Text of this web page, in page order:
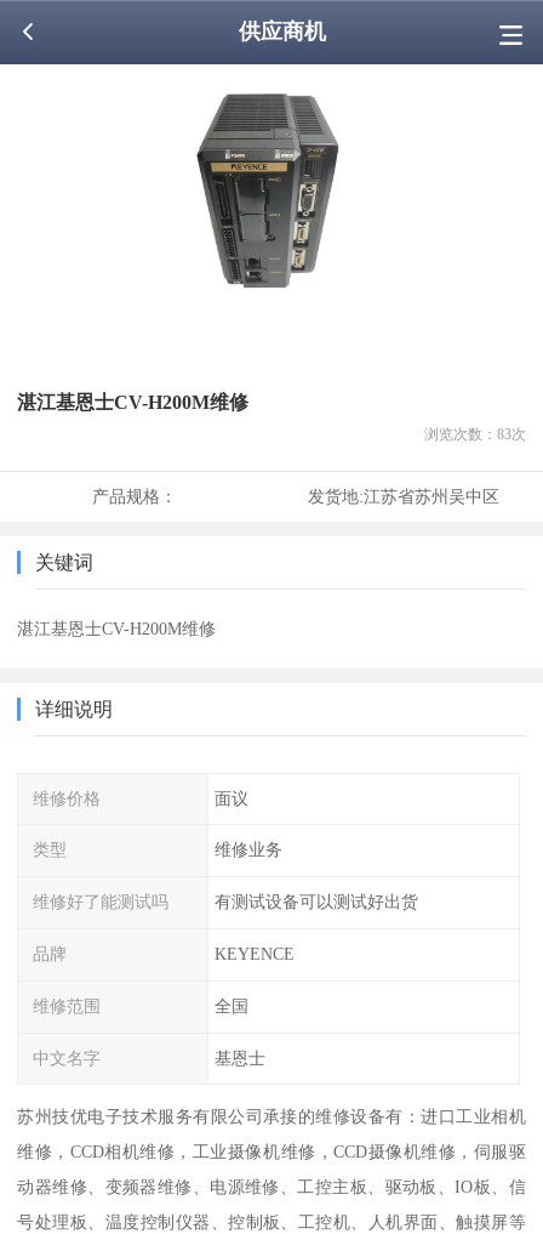
供应商机
湛江基恩士CV-H200M维修
浏览次数： 83次
产品规格： 发货地:江苏省苏州吴中区
关键词
湛江基恩士CV-H200M维修
详细说明
维修价格 面议
类型 维修业务
维修好了能测试吗 有测试设备可以测试好出货
品牌 KEYENCE
维修范围 全国
中文名字 基恩士
苏州技优电子技术服务有限公司承接的维修设备有：进口工业相机
维修，CCD相机维修，工业摄像机维修，CCD摄像机维修，伺服驱
动器维修、变频器维修、电源维修、工控主板、驱动板、IO板、信
号处理板、温度控制仪器、控制板、工控机、人机界面、触摸屏等